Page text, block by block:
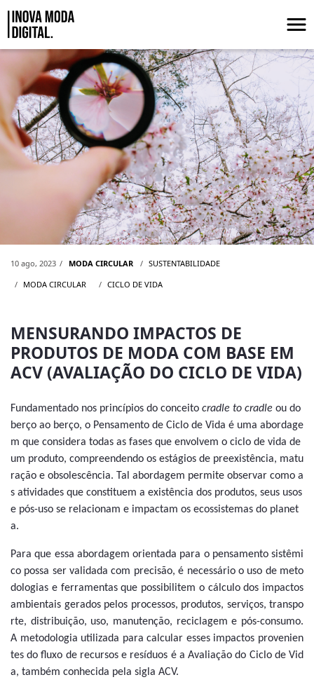
Pular para o Conteúdo principal
MENSURANDO IMPACTOS DE
10 ago, 2023 MODA CIRCULAR
SUSTENTABILIDADE
MODA CIRCULAR
CICLO DE VIDA
MENSURANDO IMPACTOS DE
PRODUTOS DE MODA COM BASE EM
ACV (AVALIAÇÃO DO CICLO DE VIDA)
Fundamentado nos princípios do conceito cradle to cradle ou do
berço ao berço, o Pensamento de Ciclo de Vida é uma abordage
m que considera todas as fases que envolvem o ciclo de vida de
um produto, compreendendo os estágios de preexistência, matu
ração e obsolescência. Tal abordagem permite observar como a
s atividades que constituem a existência dos produtos, seus usos
e pós-uso se relacionam e impactam os ecossistemas do planet
a.
Para que essa abordagem orientada para o pensamento sistêmi
co possa ser validada com precisão, é necessário o uso de meto
dologias e ferramentas que possibilitem o cálculo dos impactos
ambientais gerados pelos processos, produtos, serviços, transpo
rte, distribuição, uso, manutenção, reciclagem e pós-consumo.
A metodologia utilizada para calcular esses impactos provenien
tes do fluxo de recursos e resíduos é a Avaliação do Ciclo de Vid
a, também conhecida pela sigla ACV.